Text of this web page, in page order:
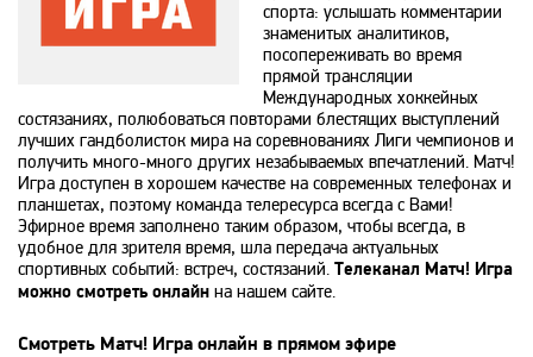
Discovery science
Disney
DNK
DTX
Europa Plus TV
спорта: услышать комментарии
знаменитых аналитиков,
посопереживать во время
прямой трансляции
Международных хоккейных
состязаниях, полюбоваться повторами блестящих выступлений
лучших гандболисток мира на соревнованиях Лиги чемпионов и
получить много-много других незабываемых впечатлений. Матч!
Игра доступен в хорошем качестве на современных телефонах и
планшетах, поэтому команда телересурса всегда с Вами!
Эфирное время заполнено таким образом, чтобы всегда, в
удобное для зрителя время, шла передача актуальных
спортивных событий: встреч, состязаний. Телеканал Матч! Игра
можно смотреть онлайн на нашем сайте.
Смотреть Матч! Игра онлайн в прямом эфире